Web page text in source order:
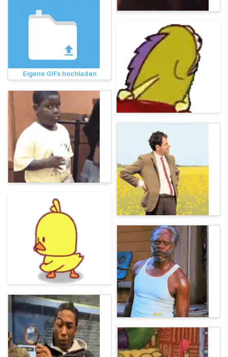
Eigene GIFs hochladen